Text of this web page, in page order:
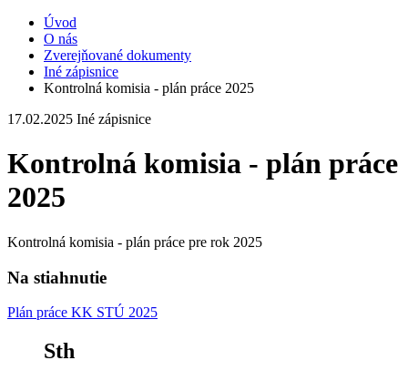
Úvod
O nás
Zverejňované dokumenty
Iné zápisnice
Kontrolná komisia - plán práce 2025
17.02.2025 Iné zápisnice
Kontrolná komisia - plán práce
2025
Kontrolná komisia - plán práce pre rok 2025
Na stiahnutie
Plán práce KK STÚ 2025
Sth